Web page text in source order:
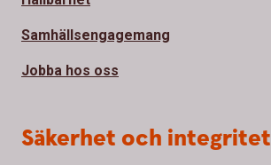
Samhällsengagemang
Jobba hos oss
Säkerhet och integritet